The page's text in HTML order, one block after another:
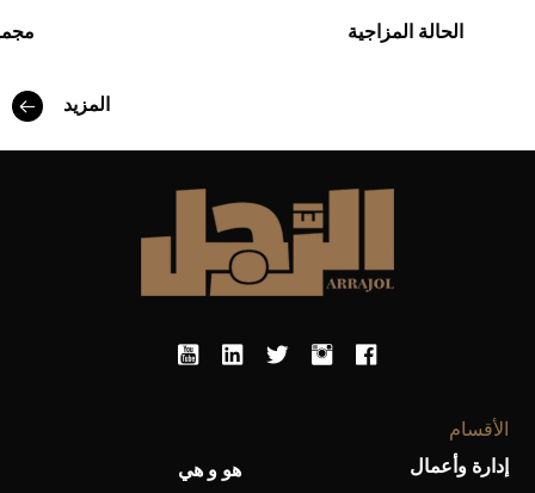
أحذية Mary Jane: ترف وأناقة للرجال
الحالة المزاجية
المزيد
الأقسام
إدارة وأعمال
هو و هي